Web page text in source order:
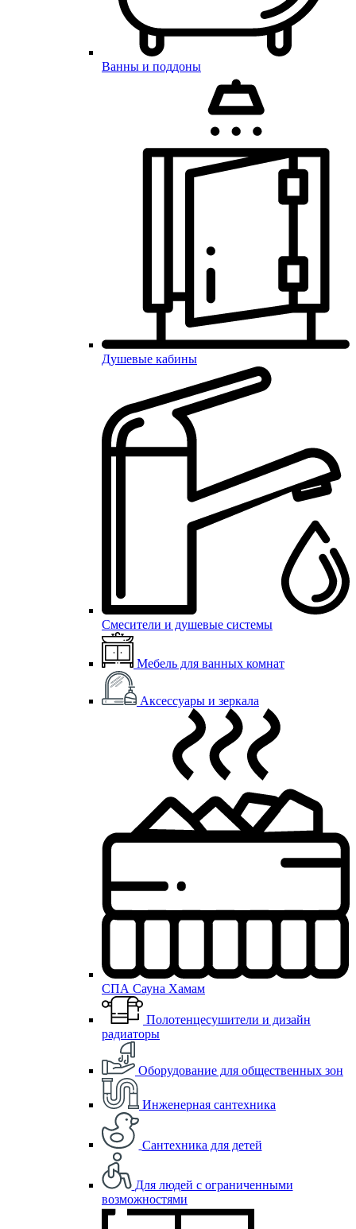
Ванны и поддоны
Душевые кабины
Смесители и душевые системы
Мебель для ванных комнат
Аксессуары и зеркала
СПА Сауна Хамам
Полотенцесушители и дизайн
радиаторы
Оборудование для общественных зон
Инженерная сантехника
Сантехника для детей
Для людей с ограниченными
возможностями